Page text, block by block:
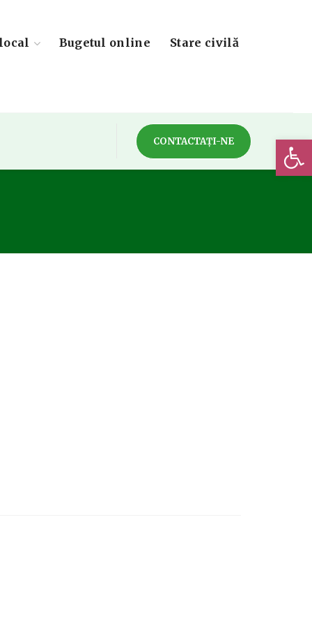
Bugetul online Stare civilă
CONTACTAȚI-NE